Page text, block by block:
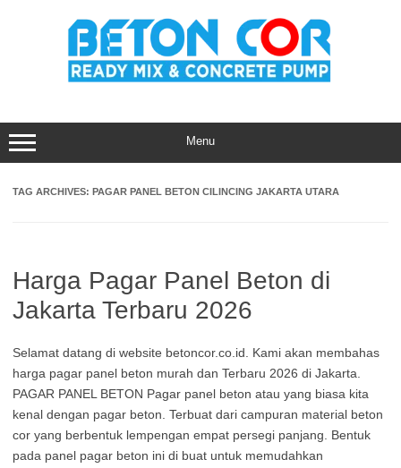
Menu
TAG ARCHIVES: PAGAR PANEL BETON CILINCING JAKARTA UTARA
Harga Pagar Panel Beton di
Jakarta Terbaru 2026
Selamat datang di website betoncor.co.id. Kami akan membahas
harga pagar panel beton murah dan Terbaru 2026 di Jakarta.
PAGAR PANEL BETON Pagar panel beton atau yang biasa kita
kenal dengan pagar beton. Terbuat dari campuran material beton
cor yang berbentuk lempengan empat persegi panjang. Bentuk
pada panel pagar beton ini di buat untuk memudahkan